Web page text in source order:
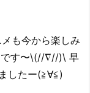
も今から楽しみ
です〜\(//∇//)\ 早
したー(≧∀≦)